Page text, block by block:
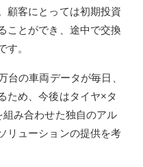
顧客にとっては初期投資
ことができ、途中で交換
す。
台の車両データが毎日、
ため、今後はタイヤ×タ
み合わせた独自のアル
リューションの提供を考